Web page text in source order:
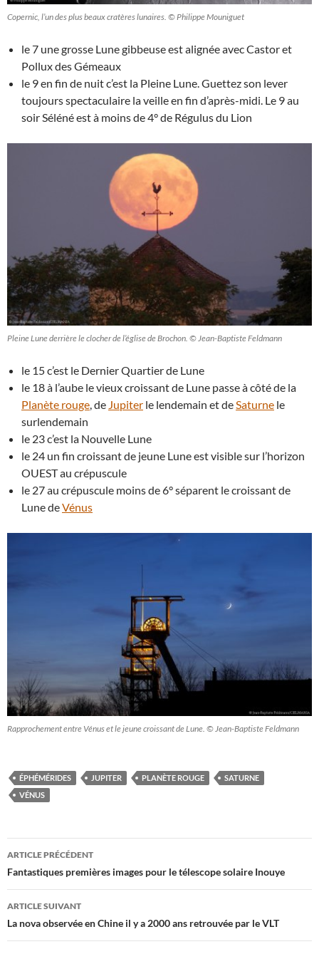
Copernic, l’un des plus beaux cratères lunaires. © Philippe Mouniguet
le 7 une grosse Lune gibbeuse est alignée avec Castor et
Pollux des Gémeaux
le 9 en fin de nuit c’est la Pleine Lune. Guettez son lever
toujours spectaculaire la veille en fin d’après-midi. Le 9 au
soir Séléné est à moins de 4° de Régulus du Lion
Pleine Lune derrière le clocher de l’église de Brochon. © Jean-Baptiste Feldmann
le 15 c’est le Dernier Quartier de Lune
le 18 à l’aube le vieux croissant de Lune passe à côté de la
Planète rouge, de Jupiter le lendemain et deSaturne le
surlendemain
le 23 c’est la Nouvelle Lune
le 24 un fin croissant de jeune Lune est visible sur l’horizon
OUEST au crépuscule
le 27 au crépuscule moins de 6° séparent le croissant de
Lune deVénus
Rapprochement entre Vénus et le jeune croissant de Lune. © Jean-Baptiste Feldmann
ÉPHÉMÉRIDES JUPITER PLANÈTE ROUGE
SATURNE
VÉNUS
Navigation
des
articles
ARTICLE PRÉCÉDENT
Fantastiques premières images pour le télescope solaire Inouye
ARTICLE SUIVANT
La nova observée en Chine il y a 2000 ans retrouvée par le VLT